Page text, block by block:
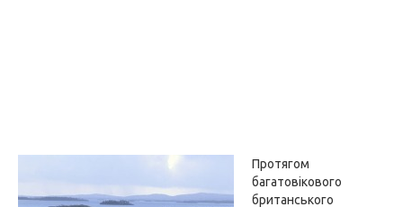
Протягом
багатовікового
британського